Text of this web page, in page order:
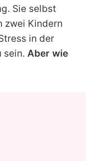
Sie selbst
zwei Kindern
in der
sein. Aber wie